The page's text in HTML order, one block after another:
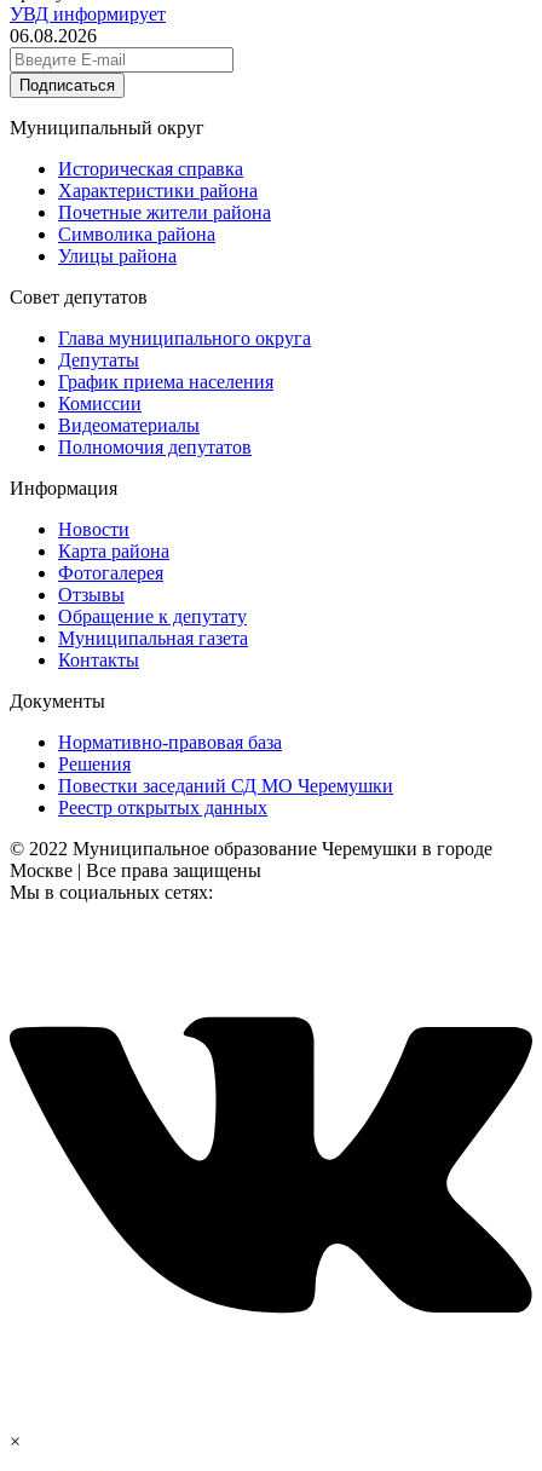
УВД информирует
06.08.2026
Подписаться
Муниципальный округ
Историческая справка
Характеристики района
Почетные жители района
Символика района
Улицы района
Совет депутатов
Глава муниципального округа
Депутаты
График приема населения
Комиссии
Видеоматериалы
Полномочия депутатов
Информация
Новости
Карта района
Фотогалерея
Отзывы
Обращение к депутату
Муниципальная газета
Контакты
Документы
Нормативно-правовая база
Решения
Повестки заседаний СД МО Черемушки
Реестр открытых данных
© 2022 Муниципальное образование Черемушки в городе
Москве | Все права защищены
Мы в социальных сетях:
×